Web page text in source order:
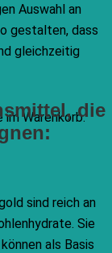
im Warenkorb.
Auswahl an
gestalten, dass
gleichzeitig
die
sind reich an
Sie
als Basis